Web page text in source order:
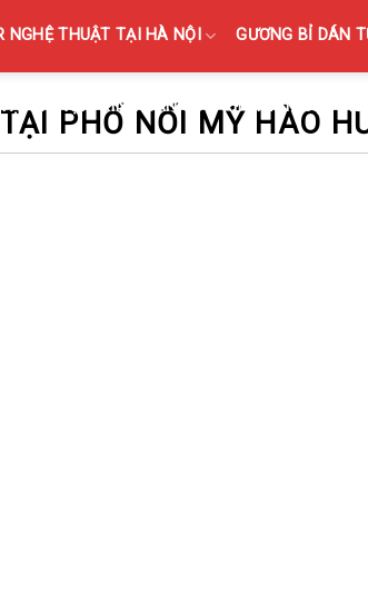
NGHỆ THUẬT TẠI HÀ NỘI GƯƠNG BỈ DÁN
HÀ NỘI { KÍNH GÂN SỌC, KÍNH VÂN SỌC
GƯƠNG BỈ NHÀ VỆ SINH
PHỐ NỐI MỸ HÀO